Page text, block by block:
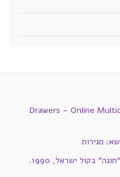
Drawers – Online
מגירות
החומר הוא צלילים – יבשם עזגד בתוכנית "חוגה" בקול ישראל, 1990.